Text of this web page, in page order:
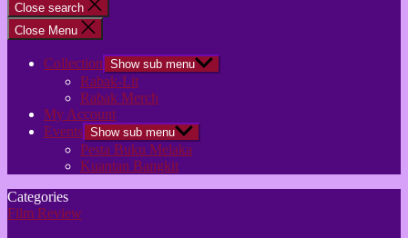
Close search
Close Menu
Collection Show sub menu
Rabak-Lit
Rabak Merch
My Account
Events Show sub menu
Pesta Buku Melaka
Kuantan Bangkit
Categories
Film Review